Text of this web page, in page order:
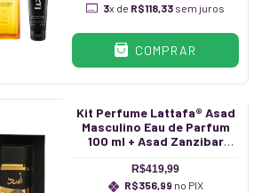
3x de R$118,33 sem juros
COMPRAR
Kit Perfume Lattafa® Asad
Masculino Eau de Parfum
100 ml + Asad Zanzibar
100 ml
R$419,99
R$356,99 no PIX